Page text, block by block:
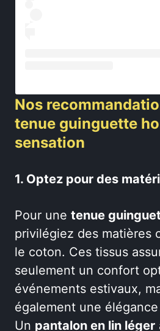
Nos
tenue guinguette
sensation
1. Optez pour des
Pour une tenue
privilégiez des matières
le coton. Ces tissus
seulement un confort
événements estivaux,
également une
Un pantalon en lin léger